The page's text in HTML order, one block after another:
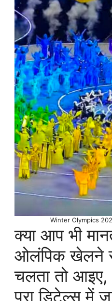
Winter Olympics
क्या आप भी
ओलंपिक खेलने
चलता तो आइए,
पूरा डिटेल्स में